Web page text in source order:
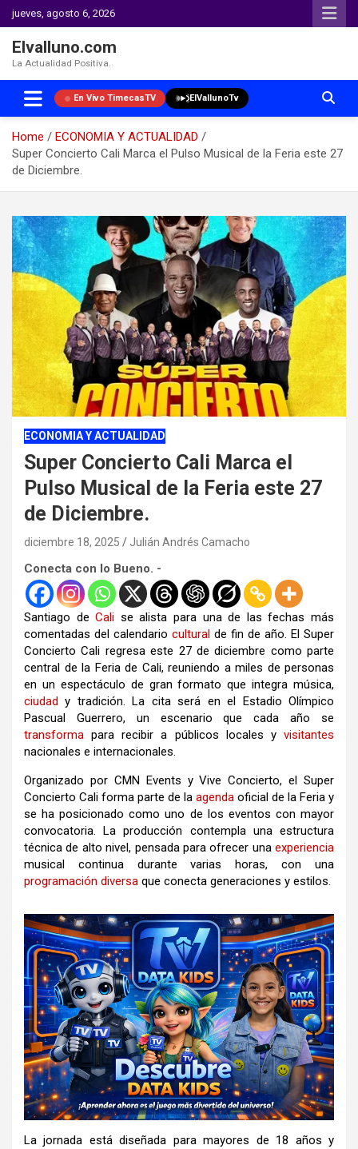
jueves, agosto 6, 2026
Elvalluno.com
La Actualidad Positiva.
En Vivo TimecasTV ElVallunoTv
Home
ECONOMIA Y ACTUALIDAD
Super Concierto Cali Marca el Pulso Musical de la Feria este 27
de Diciembre.
content
ECONOMIA Y ACTUALIDAD
Super Concierto Cali Marca el
Pulso Musical de la Feria este 27
de Diciembre.
diciembre 18, 2025 Julián Andrés Camacho
Conecta con lo Bueno. -
Santiago deCali se alista para una de las fechas más
comentadas del calendario cultural de fin de año. El Super
Concierto Cali regresa este 27 de diciembre como parte
central de la Feria de Cali, reuniendo a miles de personas
en un espectáculo de gran formato que integra música,
ciudad y tradición. La cita será en el Estadio Olímpico
Pascual Guerrero, un escenario que cada año se
transforma para recibir a públicos locales y visitantes
nacionales e internacionales.
Organizado por CMN Events y Vive Concierto, el Super
Concierto Cali forma parte de la agenda oficial de la Feria y
se ha posicionado como uno de los eventos con mayor
convocatoria. La producción contempla una estructura
técnica de alto nivel, pensada para ofrecer una experiencia
musical continua durante varias horas, con una
programación diversa que conecta generaciones y estilos.
La jornada está diseñada para mayores de 18 años y